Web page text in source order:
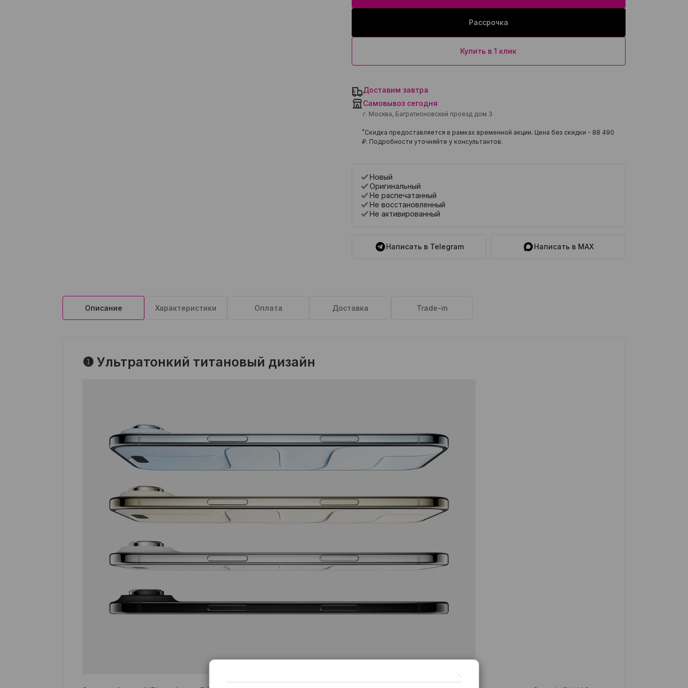
Рассрочка
Купить в 1 клик
Доставим завтра
Самовывоз сегодня
г. Москва, Багратионовский проезд дом 3
*Скидка предоставляется в рамках временной акции. Цена без скидки - 88 490
₽. Подробности уточняйте у консультантов.
Новый
Оригинальный
Не распечатанный
Не восстановленный
Не активированный
Написать в Telegram Написать в MAX
Описание Характеристики Оплата Доставка Trade-in
❶ Ультратонкий титановый дизайн